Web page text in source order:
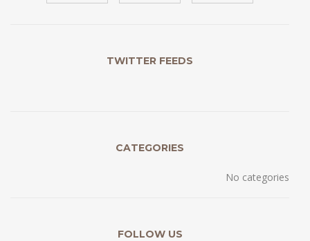
TWITTER FEEDS
CATEGORIES
No categories
FOLLOW US